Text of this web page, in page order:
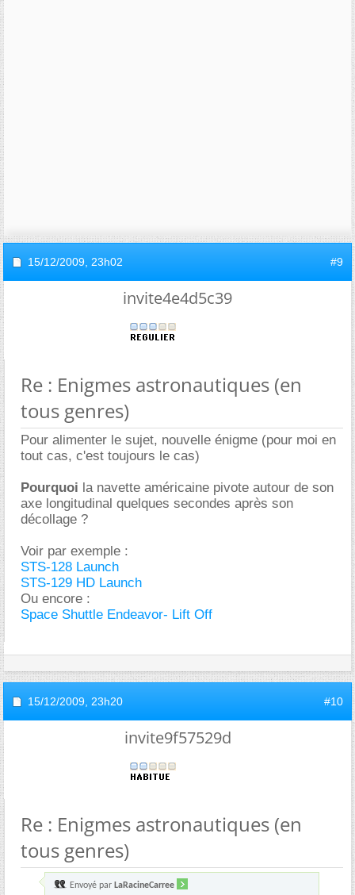
15/12/2009, 23h02 #9
invite4e4d5c39
Re : Enigmes astronautiques (en
tous genres)
Pour alimenter le sujet, nouvelle énigme (pour moi en
tout cas, c'est toujours le cas)
Pourquoi la navette américaine pivote autour de son
axe longitudinal quelques secondes après son
décollage ?
Voir par exemple :
STS-128 Launch
STS-129 HD Launch
Ou encore :
Space Shuttle Endeavor- Lift Off
15/12/2009, 23h20 #10
invite9f57529d
Re : Enigmes astronautiques (en
tous genres)
Envoyé par LaRacineCarree